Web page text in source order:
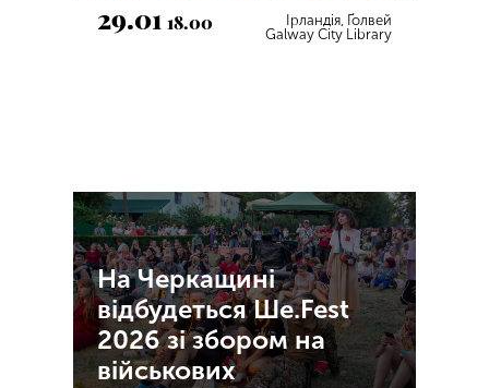
29.0118.00
Ірландія, Ґолвей
Galway City Library
На Черкащині
відбудеться Ше.Fest
2026 зі збором на
військових